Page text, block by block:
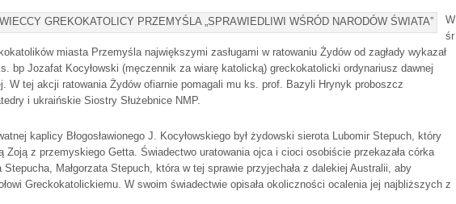
W
śr
miasta Przemyśla największymi zasługami w ratowaniu Żydów od zagłady wykazał
bp Jozafat Kocyłowski (męczennik za wiarę katolicką) greckokatolicki ordynariusz dawnej
W tej akcji ratowania Żydów ofiarnie pomagali mu ks. prof. Bazyli Hrynyk proboszcz
i ukraińskie Siostry Służebnice NMP.
kaplicy Błogosławionego J. Kocyłowskiego był żydowski sierota Lubomir Stepuch, który
Zoją z przemyskiego Getta. Świadectwo uratowania ojca i cioci osobiście przekazała córka
Stepucha, Małgorzata Stepuch, która w tej sprawie przyjechała z dalekiej Australii, aby
Greckokatolickiemu. W swoim świadectwie opisała okoliczności ocalenia jej najbliższych z